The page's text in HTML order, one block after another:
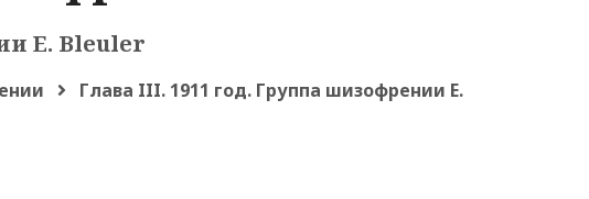
E. Bleuler
Глава III. 1911 год. Группа шизофрении E.